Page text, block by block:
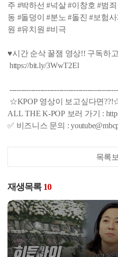
주 #박하선 #넉살 #이창호 #범
동 #돌덩이 #분노 #돌진 #보험
원 #유치원 #비극
♥시간 순삭 꿀잼 영상!! 구독하
https://bit.ly/3WwT2El
☆KPOP 영상이 보고싶다면
ALL THE K-POP 보러 가기 :
✅ 비즈니스 문의 :
목록
재생목록 10